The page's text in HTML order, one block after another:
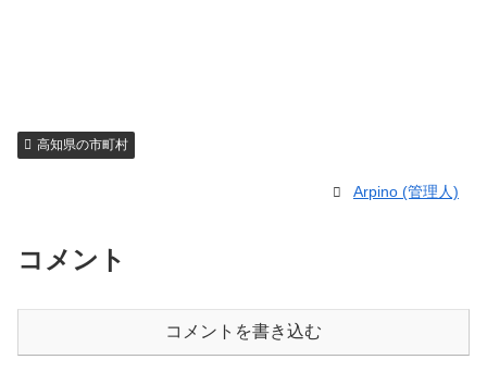
高知県の市町村
Arpino (管理人)
コメント
コメントを書き込む